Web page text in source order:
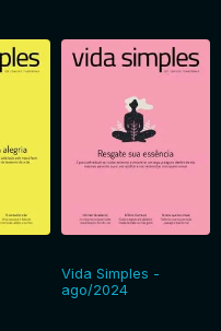
Vida Simples -
ago/2024